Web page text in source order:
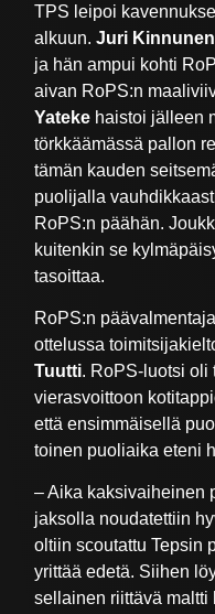
TPS leipoi
alkuun.Juri Kinnunen
ja hän ampui kohti
aivan RoPS:n
Yateke haistoi jälleen
törkkäämässä pallon
tämän kauden
puolijalla
RoPS:n päähän.
kuitenkin se
tasoittaa.
RoPS:n
ottelussa
Tuutti. RoPS-luotsi oli
vierasvoittoon
että ensimmäisellä
toinen puoliaika eteni
– Aika kaksivaiheinen
jaksolla noudatettiin
oltiin scoutattu Tepsin
yrittää edetä. Siihen
sellainen riittävä maltti